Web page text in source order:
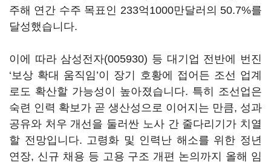
주해 연간 수주 목표인 233억1000만달러의 50.7%를
달성했습니다.
이에 따라 삼성전자(005930) 등 대기업 전반에 번진
‘보상 확대 움직임’이 장기 호황에 접어든 조선 업계
로도 확산할 가능성이 높아졌습니다. 특히 조선업은
숙련 인력 확보가 곧 생산성으로 이어지는 만큼, 성과
공유와 처우 개선을 둘러싼 노사 간 줄다리기가 치열
할 전망입니다. 고령화 및 인력난 해소를 위한 정년
연장, 신규 채용 등 고용 구조 개편 논의까지 올해 임